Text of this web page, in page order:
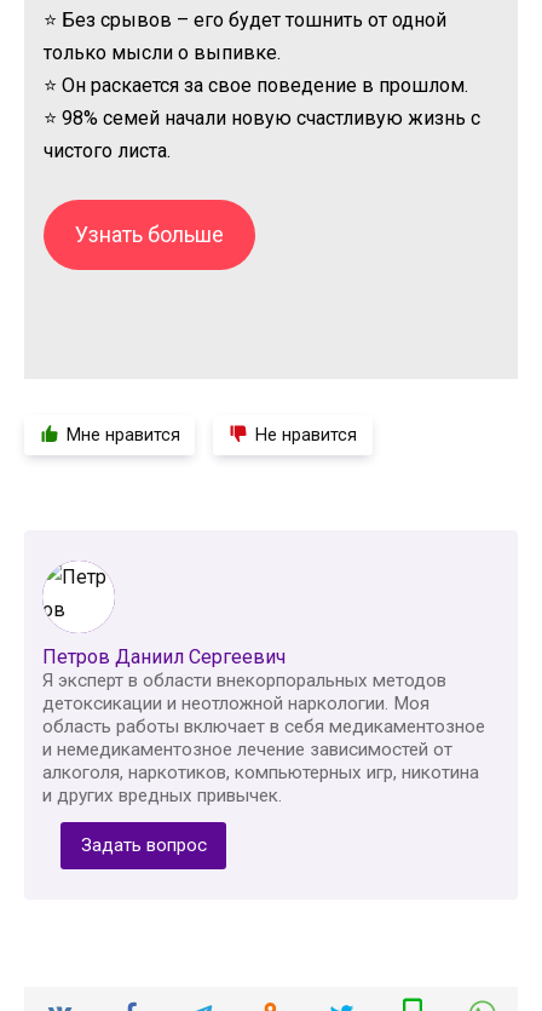
⭐ Без срывов – его будет тошнить от одной
только мысли о выпивке.
⭐ Он раскается за свое поведение в прошлом.
⭐ 98% семей начали новую счастливую жизнь с
чистого листа.
Узнать больше
Мне нравится Не нравится
Петров Даниил Сергеевич
Я эксперт в области внекорпоральных методов
детоксикации и неотложной наркологии. Моя
область работы включает в себя медикаментозное
и немедикаментозное лечение зависимостей от
алкоголя, наркотиков, компьютерных игр, никотина
и других вредных привычек.
Задать вопрос